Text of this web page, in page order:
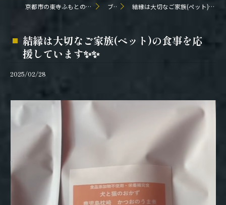
京都市の東寺ふもとの和食なら日本料理 結縁 ブログ 結縁は大切なご家族(ペット)の食事を応援しています✨✨
結縁は大切なご家族(ペット)の食事を応
援しています✨✨
2025/02/28